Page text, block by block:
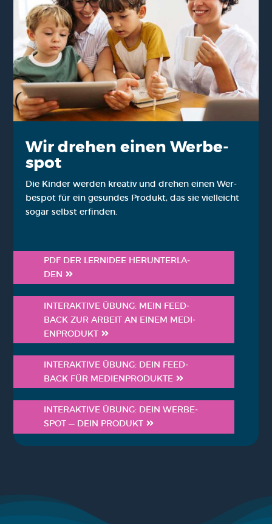
Wir dre­hen einen Wer­be­
spot
Die Kin­der wer­den krea­tiv und dre­hen einen Wer­
be­spot für ein gesun­des Pro­dukt, das sie viel­leicht
sogar selbst erfin­den.
PDF DER LERN­IDEE HER­UN­TER­LA­
DEN
INTER­AK­TI­VE ÜBUNG: MEIN FEED­
BACK ZUR ARBEIT AN EINEM MEDI­
EN­PRO­DUKT
INTER­AK­TI­VE ÜBUNG: DEIN FEED­
BACK FÜR MEDI­EN­PRO­DUK­TE
INTER­AK­TI­VE ÜBUNG: DEIN WER­BE­
SPOT — DEIN PRO­DUKT